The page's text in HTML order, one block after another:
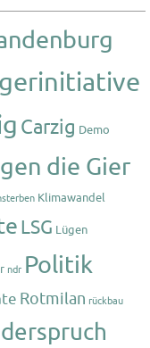
Carzig Demo
die Gier
Klimawandel
LSG Lügen
ndr Politik
Rotmilan rückbau